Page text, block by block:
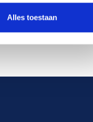
Alles toestaan